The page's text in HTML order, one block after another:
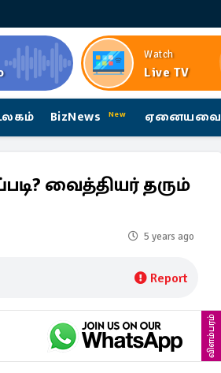
Watch
Live TV
BizNews New ஏனையவை
வைத்தியர் தரும்
5 years ago
Report
விளம்பரம்